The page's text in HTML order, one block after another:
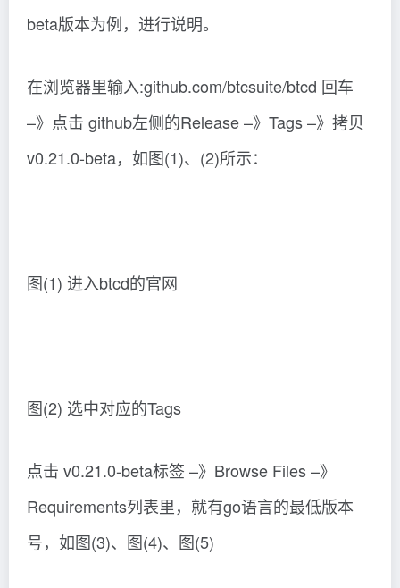
beta版本为例，进行说明。
在浏览器里输入:github.com/btcsuite/btcd 回车
–》点击 github左侧的Release –》Tags –》拷贝
v0.21.0-beta，如图(1)、(2)所示：
图(1) 进入btcd的官网
图(2) 选中对应的Tags
点击 v0.21.0-beta标签 –》Browse Files –》
Requirements列表里，就有go语言的最低版本
号，如图(3)、图(4)、图(5)